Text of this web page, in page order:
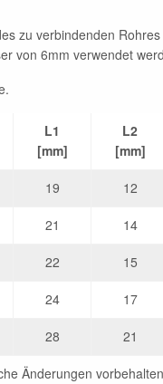
zu verbindenden
von 6mm verwendet
L1
[mm]
L2
[mm]
19 12
21 14
22 15
24 17
28 21
Änderungen